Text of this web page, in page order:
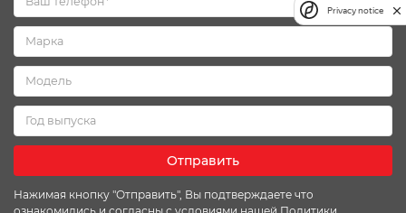
Отправить
Нажимая кнопку "Отправить", Вы подтверждаете что
Privacy notice